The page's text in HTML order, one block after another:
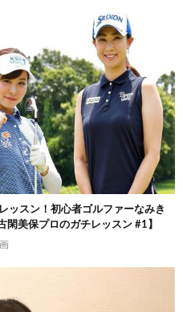
ッスン！初心者ゴルファーなみき
美保プロのガチレッスン #1】